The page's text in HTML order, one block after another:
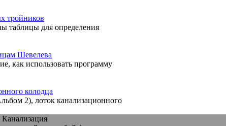
тройников
таблицы для определения
Шевелева
как использовать программу
колодца
2), лоток канализационного